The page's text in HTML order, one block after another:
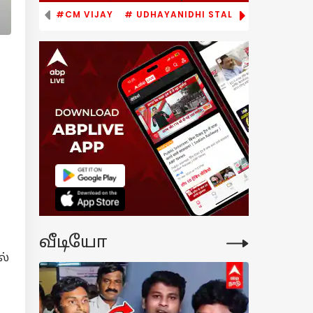
#CM VIJAY # UDHAYANIDHI STALIN
வீடியோ